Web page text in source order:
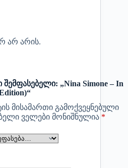
არ არის.
„Nina Simone – In
მისამართი გამოქვეყნებული
ველები მონიშნულია *